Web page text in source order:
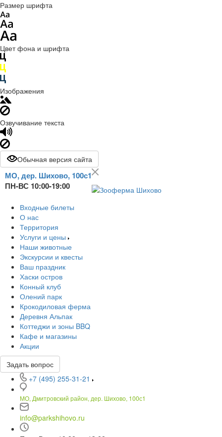
Размер шрифта
Цвет фона и шрифта
Изображения
Озвучивание текста
Обычная версия сайта
МО, дер. Шихово, 100с1
ПН-ВС 10:00-19:00
Входные билеты
О нас
Территория
Услуги и цены
Наши животные
Экскурсии и квесты
Ваш праздник
Хаски остров
Конный клуб
Олений парк
Крокодиловая ферма
Деревня Альпак
Коттеджи и зоны BBQ
Кафе и магазины
Акции
Задать вопрос
+7 (495) 255-31-21
МО, Дмитровский район, дер. Шихово, 100с1
info@parkshihovo.ru